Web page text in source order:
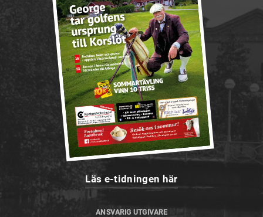
Läs e-tidningen här
ANSVARIG UTGIVARE